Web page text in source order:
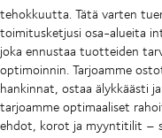
tehokkuutta. Tätä varten
toimitusketjusi osa-alueita
joka ennustaa tuotteiden
optimoinnin. Tarjoamme
hankinnat, ostaa älykkäästi
tarjoamme optimaaliset
ehdot, korot ja myyntitilit –